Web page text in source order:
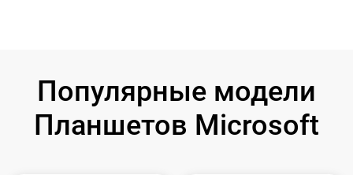
Популярные модели
Планшетов Microsoft